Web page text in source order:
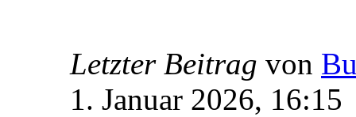
Letzter Beitrag von
1. Januar 2026, 16:15